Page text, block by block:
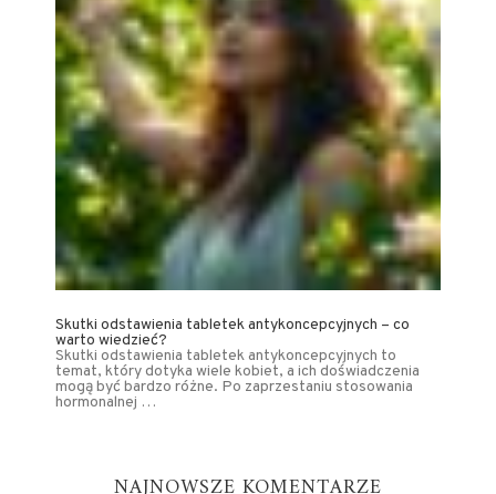
Skutki odstawienia tabletek antykoncepcyjnych – co
warto wiedzieć?
Skutki odstawienia tabletek antykoncepcyjnych to
temat, który dotyka wiele kobiet, a ich doświadczenia
mogą być bardzo różne. Po zaprzestaniu stosowania
hormonalnej …